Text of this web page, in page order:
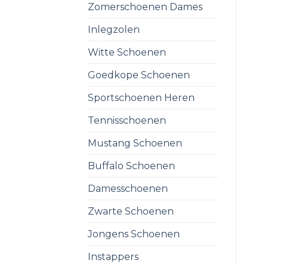
Zomerschoenen Dames
Inlegzolen
Witte Schoenen
Goedkope Schoenen
Sportschoenen Heren
Tennisschoenen
Mustang Schoenen
Buffalo Schoenen
Damesschoenen
Zwarte Schoenen
Jongens Schoenen
Instappers